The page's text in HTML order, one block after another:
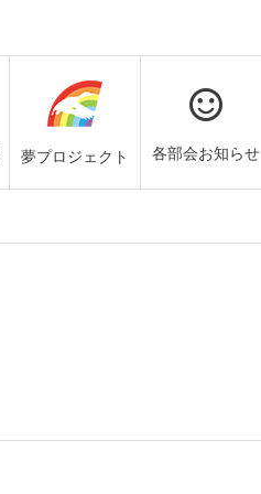
夢プロジェクト 各部会お知らせ